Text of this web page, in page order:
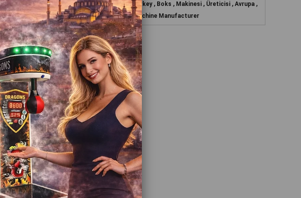
Europa , Boxing , Machine , Manufacturer , Turkey , Boks , Makinesi , Üreticisi , Avrupa ,
Makinesi , Türkiye , Boxing Machine , Boxing Machine Manufacturer